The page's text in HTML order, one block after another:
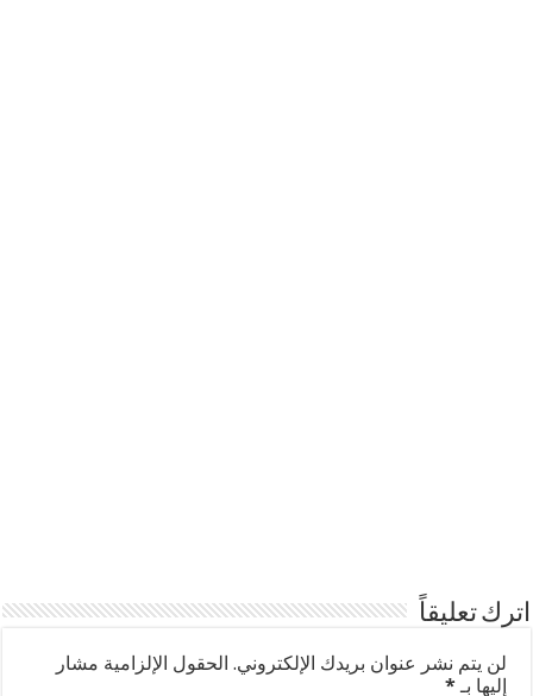
اترك تعليقاً
لن يتم نشر عنوان بريدك الإلكتروني. الحقول الإلزامية مشار
إليها بـ *